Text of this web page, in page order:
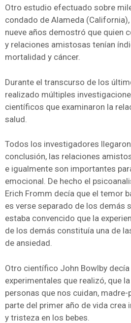
Otro estudio efectuado sobre
condado de Alameda
nueve años demostró que quien
y relaciones amistosas tenían
mortalidad y cáncer.
Durante el transcurso de los
realizado múltiples
científicos que examinaron la
salud.
Todos los investigadores
conclusión, las relaciones
e igualmente son importantes
emocional. De hecho el
Erich Fromm decía que el temor
es verse separado de los demás
estaba convencido que la
de los demás constituía una de
de ansiedad.
Otro científico John Bowlby
experimentales que realizó, que
personas que nos cuidan, madre-
parte del primer año de vida crea
y tristeza en los bebes.